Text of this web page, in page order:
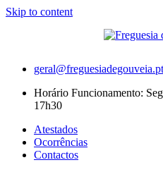
Skip to content
geral@freguesiadegouveia.pt
Horário Funcionamento:
17h30
Atestados
Ocorrências
Contactos